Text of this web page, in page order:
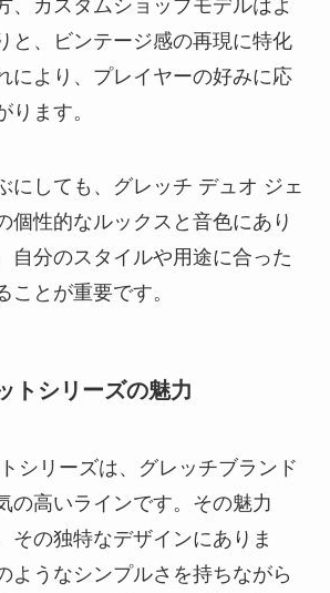
、カスタムショップモデルはよ
と、ビンテージ感の再現に特化
により、プレイヤーの好みに応
ります。
にしても、グレッチ デュオ ジェ
個性的なルックスと音色にあり
自分のスタイルや用途に合った
ことが重要です。
トシリーズの魅力
シリーズは、グレッチブランド
の高いラインです。その魅力
その独特なデザインにありま
ようなシンプルさを持ちながら